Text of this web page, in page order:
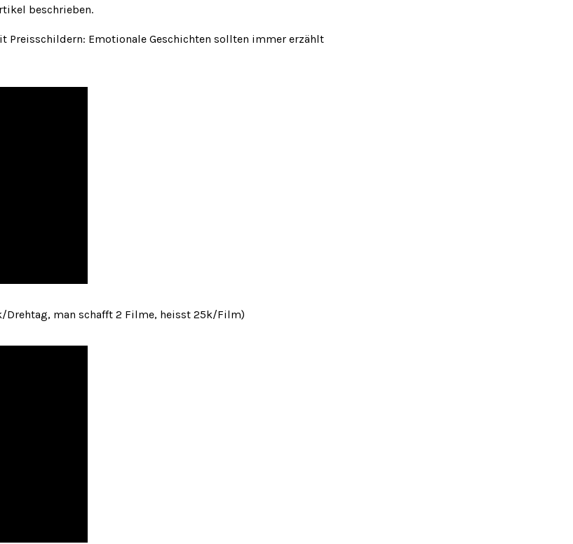
beschrieben.
Preisschildern: Emotionale Geschichten sollten immer erzählt
Drehtag, man schafft 2 Filme, heisst 25k/Film)